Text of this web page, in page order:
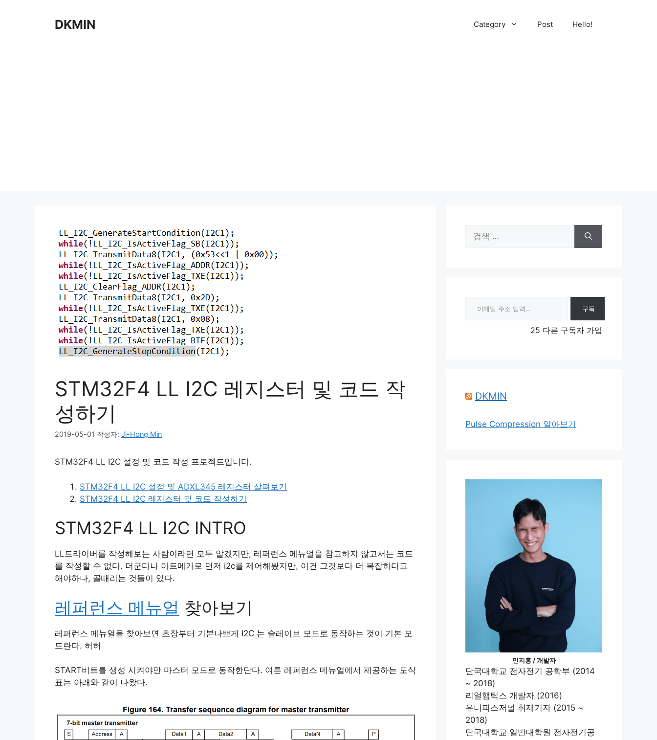
DKMIN Category Post Hello!
STM32F4 LL I2C 레지스터 및 코드 작
성하기
2019-05-01 작성자: Ji-Hong Min
STM32F4 LL I2C 설정 및 코드 작성 프로젝트입니다.
STM32F4 LL I2C 설정 및 ADXL345 레지스터 살펴보기
STM32F4 LL I2C 레지스터 및 코드 작성하기
STM32F4 LL I2C INTRO
LL드라이버를 작성해보는 사람이라면 모두 알겠지만, 레퍼런스 메뉴얼을 참고하지 않고서는 코드
를 작성할 수 없다. 더군다나 아트메가로 먼저 i2c를 제어해봤지만, 이건 그것보다 더 복잡하다고
해야하나, 골때리는 것들이 있다.
레퍼런스 메뉴얼 찾아보기
레퍼런스 메뉴얼을 찾아보면 초장부터 기분나쁘게 I2C 는 슬레이브 모드로 동작하는 것이 기본 모
드란다. 허허
START비트를 생성 시켜야만 마스터 모드로 동작한단다. 여튼 레퍼런스 메뉴얼에서 제공하는 도식
표는 아래와 같이 나왔다.
색:
구독
25 다른 구독자 가입
DKMIN
Pulse Compression 알아보기
민지홍 / 개발자
단국대학교 전자전기 공학부 (2014
~ 2018)
리얼햅틱스 개발자 (2016)
유니피스저널 취재기자 (2015 ~
2018)
단국대학교 일반대학원 전자전기공